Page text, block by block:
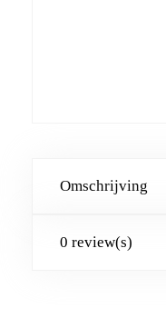
Omschrijving
0 review(s)